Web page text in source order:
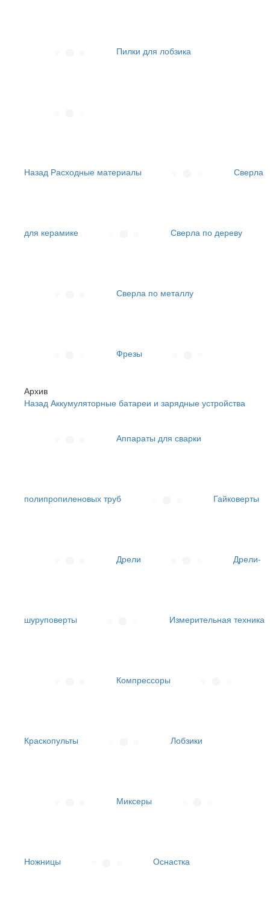
Пилки для лобзика
Назад Расходные материалы Сверла
для керамике Сверла по дереву
Сверла по металлу
Фрезы
Архив
Назад Аккумуляторные батареи и зарядные устройства
Аппараты для сварки
полипропиленовых труб Гайковерты
Дрели Дрели-
шуруповерты Измерительная техника
Компрессоры
Краскопульты Лобзики
Миксеры
Ножницы Оснастка